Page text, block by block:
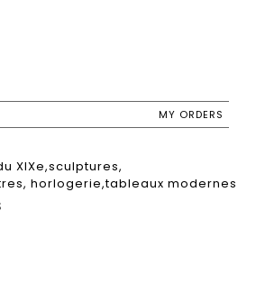
MY ORDERS
XIXe,sculptures,
horlogerie,tableaux modernes